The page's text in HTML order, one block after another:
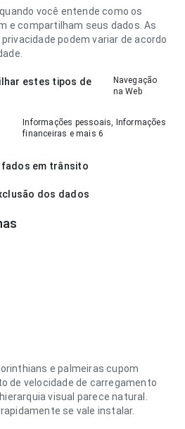
você entende como os
e compartilham seus dados. As
podem variar de acordo
estes tipos de
Navegação
na Web
Informações pessoais, Informações
financeiras e mais 6
em trânsito
dos dados
e palmeiras cupom
de velocidade de carregamento
visual parece natural.
se vale instalar.